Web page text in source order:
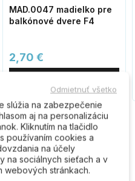
MAD.0047 madielko pre
balkónové dvere F4
2,70 €
Odmietnuť všetko
slúžia na zabezpečenie
aj na personalizáciu
Kliknutím na tlačidlo
používaním cookies a
na účely
na sociálnych sieťach a v
webových stránkach.